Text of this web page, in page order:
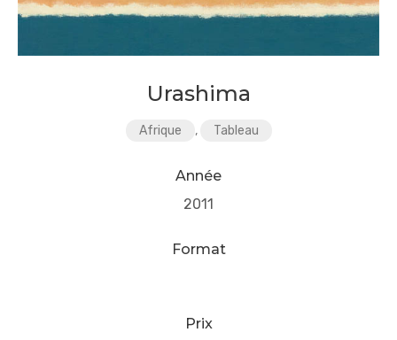
Urashima
Afrique , Tableau
Année
2011
Format
Prix